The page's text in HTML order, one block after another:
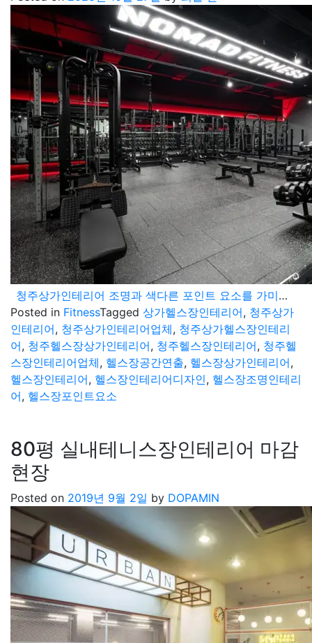
청주상가인테리어 조명과 색다른 포인트 요소를 가미한 헬스장 공간연출
Posted in FitnessTagged 상가헬스장인테리어, 청주상가
인테리어, 청주상가인테리어업체, 청주상가헬스장인테리
어, 청주헬스장상가인테리어, 청주헬스장인테리어, 청주헬
스장인테리어업체, 헬스장공간연출, 헬스장상가인테리어,
헬스장인테리어, 헬스장인테리어디자인, 헬스장조명인테리
어, 헬스장포인트요소
80평 실내테니스장인테리어 마감
현장
Posted on 2019년 9월 2일 by DOPAMIN